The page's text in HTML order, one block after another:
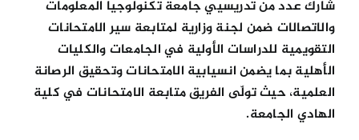
شارك عدد من تدريسيي جامعة تكنولوجيا المعلومات
والاتصالات ضمن لجنة وزارية لمتابعة سير الامتحانات
التقويمية للدراسات الأولية في الجامعات والكليات
الأهلية بما يضمن انسيابية الامتحانات وتحقيق الرصانة
العلمية، حيث تولّى الفريق متابعة الامتحانات في كلية
الهادي الجامعة.